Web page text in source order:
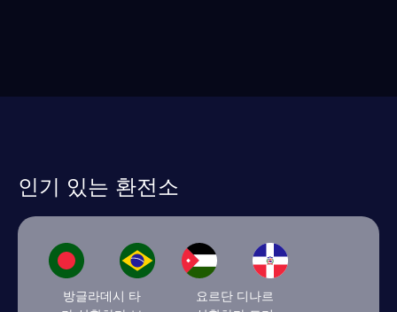
인기 있는 환전소
방글라데시 타
요르단 디나르